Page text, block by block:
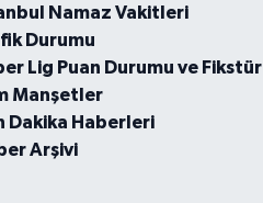
Namaz Vakitleri
Durumu
Lig Puan Durumu ve Fikstür
Manşetler
Dakika Haberleri
Arşivi